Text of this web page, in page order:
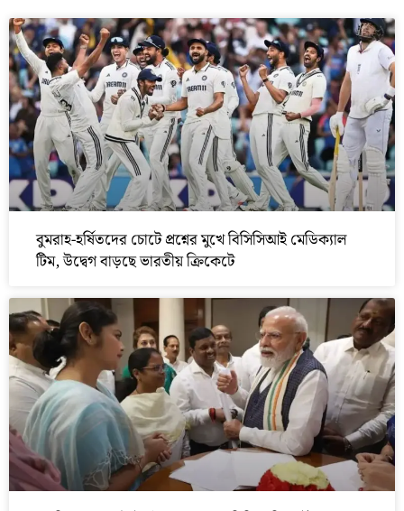
বুমরাহ-হর্ষিতদের চোটে প্রশ্নের মুখে বিসিসিআই মেডিক্যাল
টিম, উদ্বেগ বাড়ছে ভারতীয় ক্রিকেটে